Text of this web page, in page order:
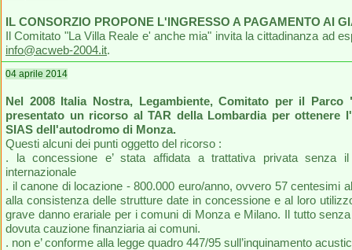
IL CONSORZIO PROPONE L'INGRESSO A PAGAMENTO AI
Il Comitato "La Villa Reale e' anche mia" invita la cittadinanza ad
info@acweb-2004.it.
04 aprile 2014
Nel 2008 Italia Nostra, Legambiente, Comitato per il Parco
presentato un ricorso al TAR della Lombardia per ottenere
SIAS dell'autodromo di Monza.
Questi alcuni dei punti oggetto del ricorso :
. la concessione e’ stata affidata a trattativa privata senza
internazionale
. il canone di locazione - 800.000 euro/anno, ovvero 57 centesimi
alla consistenza delle strutture date in concessione e al loro
grave danno erariale per i comuni di Monza e Milano. Il tutto
dovuta cauzione finanziaria ai comuni.
. non e’ conforme alla legge quadro 447/95 sull’inquinamento